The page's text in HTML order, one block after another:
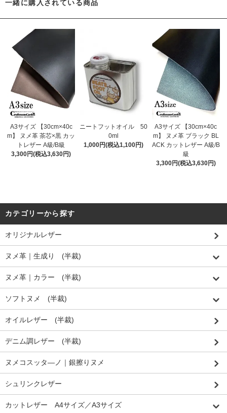
一緒に購入されている商品
A3サイズ 【30cm×40c
m】 ヌメ革 茶芯×黒 カッ
トレザー A級/B級
3,300円(税込3,630円)
ニートフットオイル 50
0ml
1,000円(税込1,100円)
A3サイズ 【30cm×40c
m】 ヌメ革 ブラック BL
ACK カットレザー A級/B
級
3,300円(税込3,630円)
カテゴリーから探す
オリジナルレザー
ヌメ革｜生成り (半裁)
ヌメ革｜カラー (半裁)
ソフトヌメ (半裁)
オイルレザー (半裁)
デニム調レザー (半裁)
ヌメコスッタ―ノ｜銀擦りヌメ
シュリンクレザー
カットレザー A4サイズ／A3サイズ